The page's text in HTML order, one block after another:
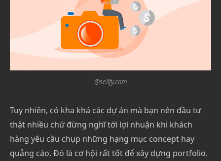
@sellfy.com
Tuy nhiên, có kha khá các dự án mà bạn nên đầu tư
thật nhiều chứ đừng nghĩ tới lợi nhuận khi khách
hàng yêu cầu chụp những hạng mục concept hay
quảng cáo. Đó là cơ hội rất tốt để xây dựng portfolio.